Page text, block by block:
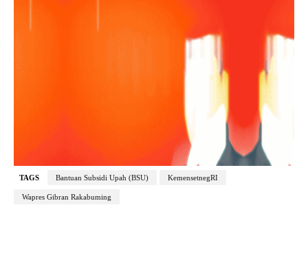
TAGS Bantuan Subsidi Upah (BSU) KemensetnegRI
Wapres Gibran Rakabuming